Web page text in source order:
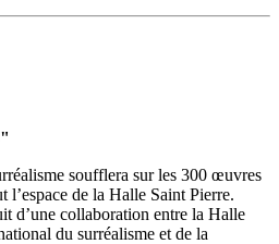
soufflera sur les 300 œuvres
l’espace de la Halle Saint Pierre.
d’une collaboration entre la Halle
du surréalisme et de la